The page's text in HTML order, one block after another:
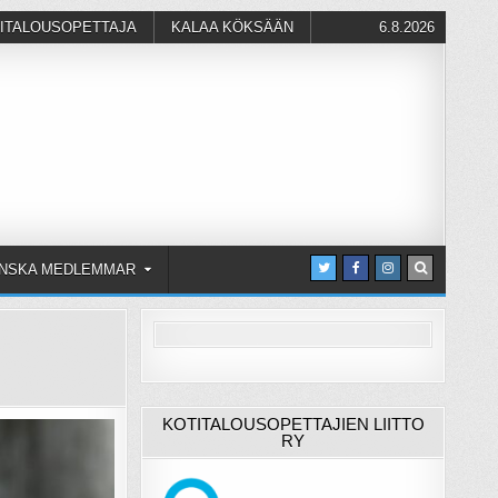
KALAA KÖKSÄÄN 6.8.2026
MEDLEMMAR
KOTITALOUSOPETTAJIEN LIITTO
RY